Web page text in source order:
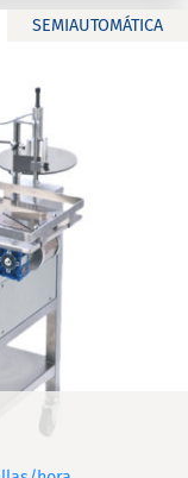
SEMIAUTOMÁTICA